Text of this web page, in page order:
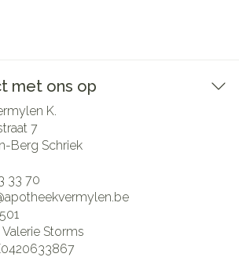
met ons op
K.
7
Berg Schriek
33 70
apotheekvermylen.be
Valerie Storms